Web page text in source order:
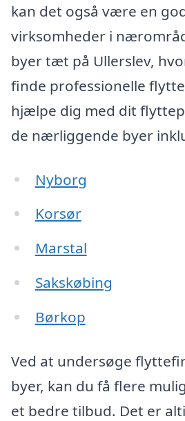
kan det også være en
virksomheder i
byer tæt på Ullerslev,
finde professionelle
hjælpe dig med dit
de nærliggende byer
Nyborg
Korsør
Marstal
Sakskøbing
Børkop
Ved at undersøge
byer, kan du få flere
et bedre tilbud. Det er